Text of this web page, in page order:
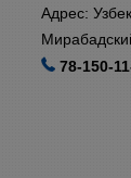
Адрес:
78-150-